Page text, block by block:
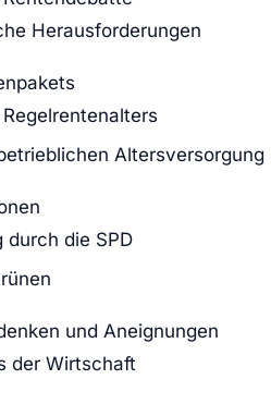
Herausforderungen
Altersversorgung
durch die SPD
und Aneignungen
der Wirtschaft